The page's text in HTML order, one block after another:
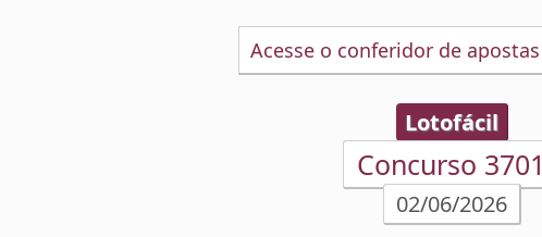
Acesse o conferidor de
Lotofácil
Concurso 3701
02/06/2026